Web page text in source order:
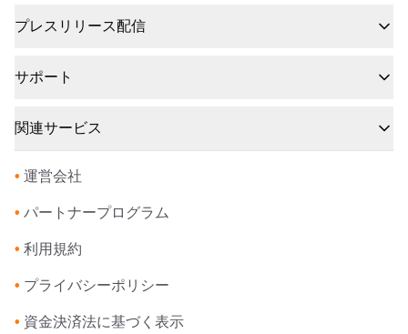
プレスリリース配信
サポート
関連サービス
• 運営会社
• パートナープログラム
• 利用規約
• プライバシーポリシー
• 資金決済法に基づく表示